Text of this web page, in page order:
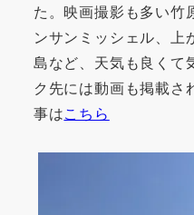
た。映画撮影も多い竹
ンサンミッシェル、上
島など、天気も良くて
ク先には動画も掲載
事はこちら